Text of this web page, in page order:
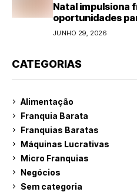
Natal impulsiona
oportunidades
do varejo
JUNHO 29, 2026
CATEGORIAS
Alimentação
Franquia Barata
Franquias Baratas
Máquinas Lucrativas
Micro Franquias
Negócios
Sem categoria